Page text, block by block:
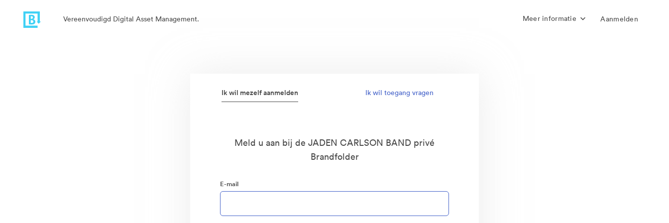
Vereenvoudigd Digital Asset Management. Meer informatie Aanmelden
Ik wil mezelf aanmelden Ik wil toegang vragen
Meld u aan bij de JADEN CARLSON BAND privé
Brandfolder
E-mail